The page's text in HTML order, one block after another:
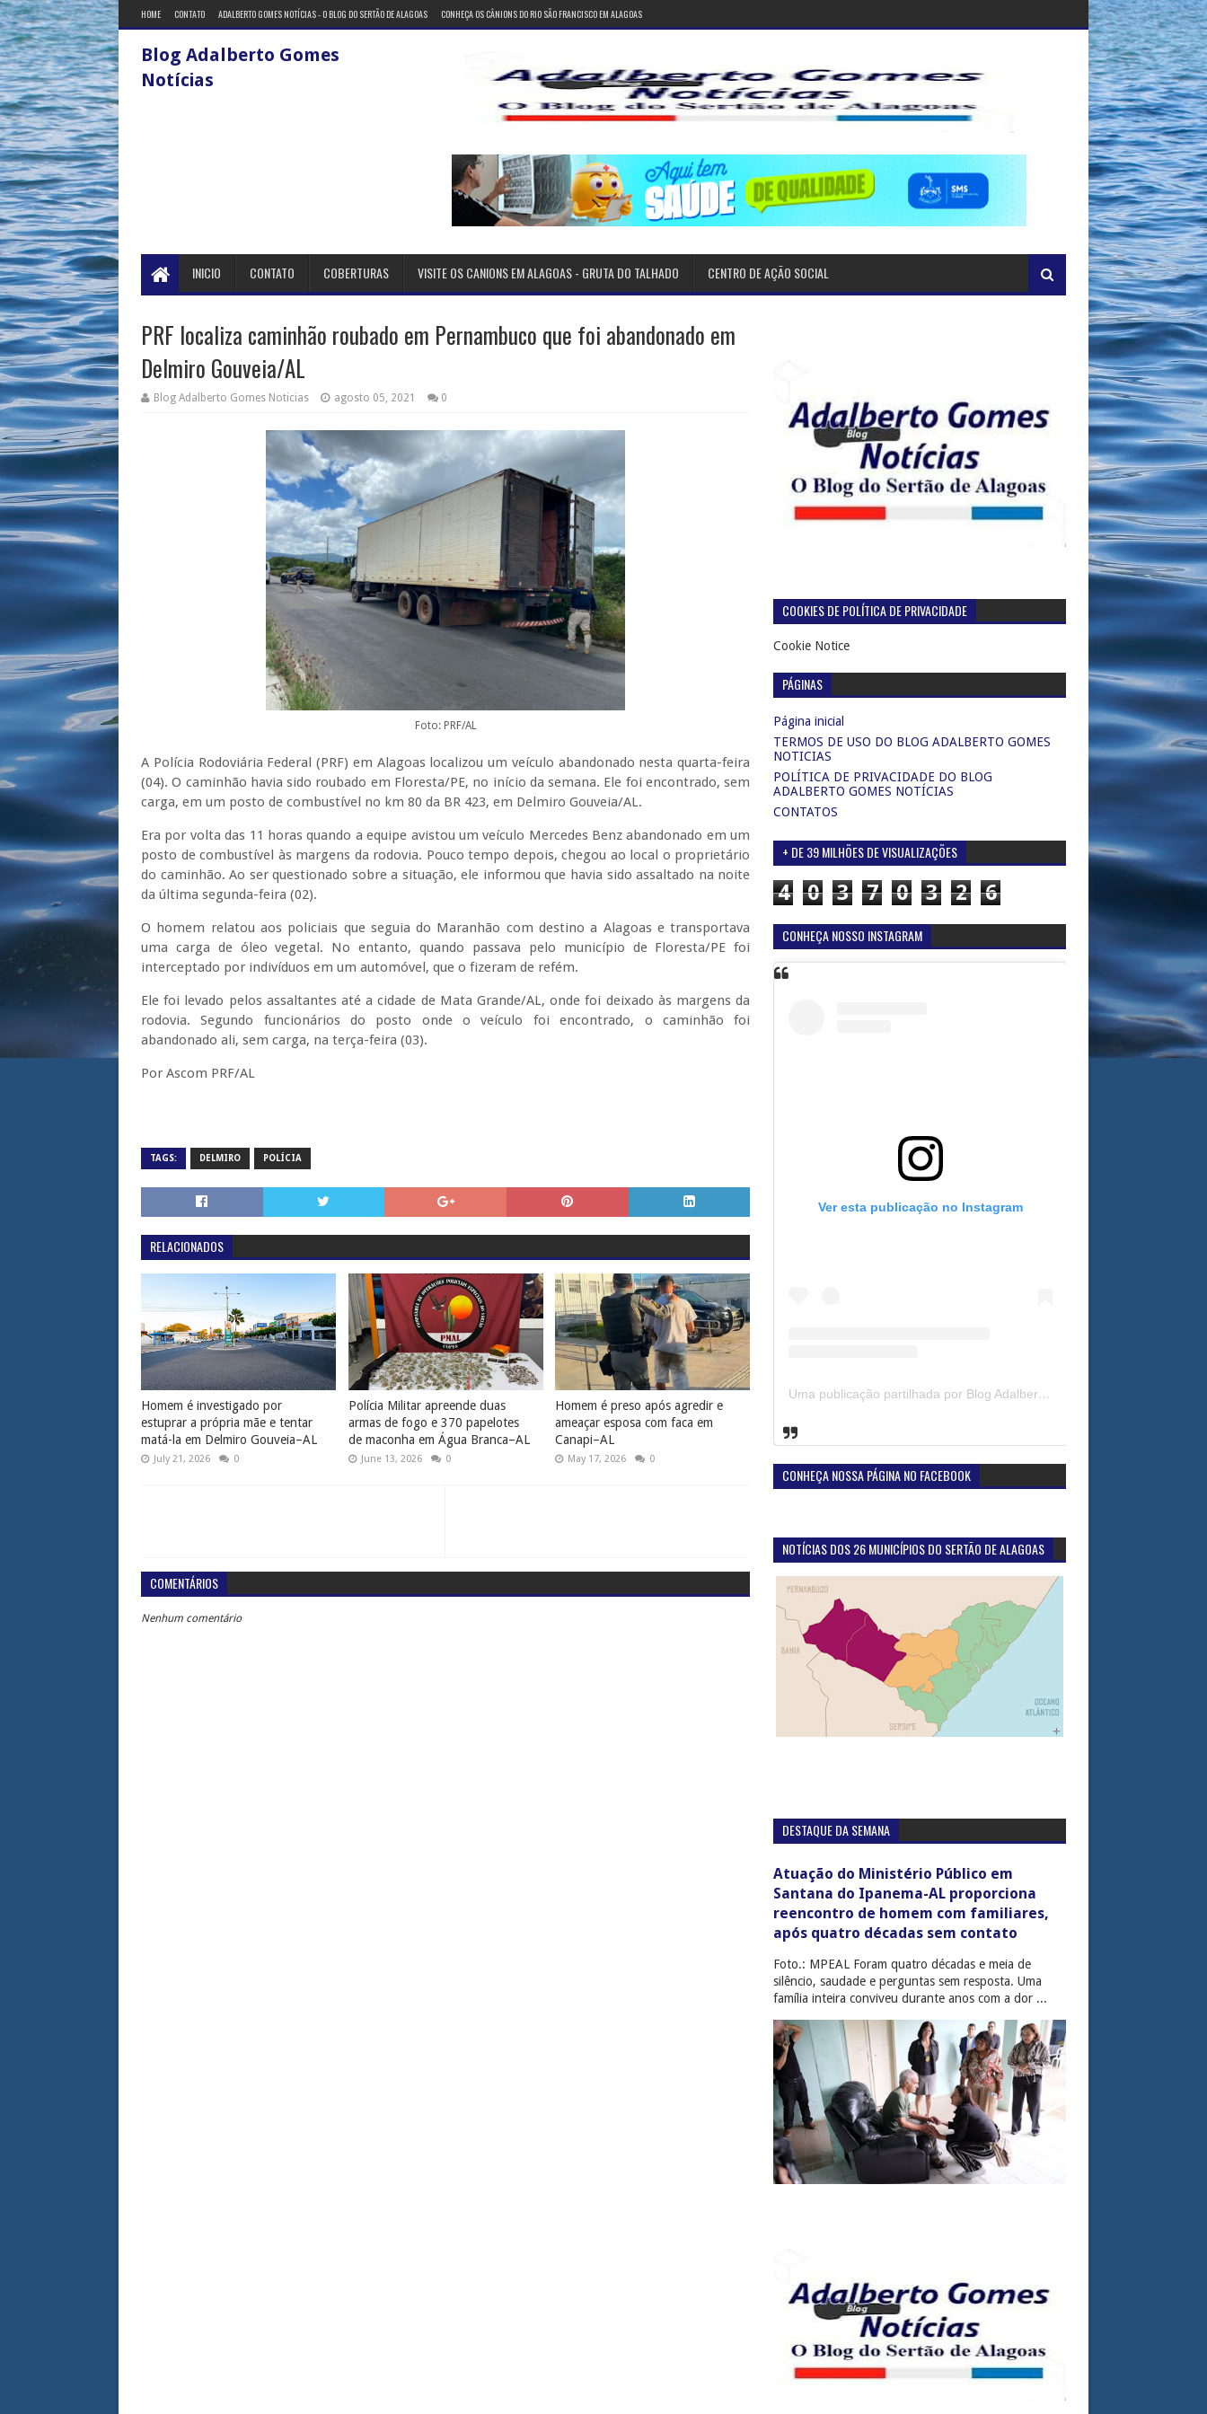
HOME CONTATO ADALBERTO GOMES NOTÍCIAS - O BLOG DO SERTÃO DE ALAGOAS CONHEÇA OS CÂNIONS DO RIO SÃO FRANCISCO EM ALAGOAS
Blog Adalberto Gomes
Notícias
INICIO CONTATO COBERTURAS VISITE OS CANIONS EM ALAGOAS - GRUTA DO TALHADO CENTRO DE AÇÃO SOCIAL
PRF localiza caminhão roubado em Pernambuco que foi abandonado em
Delmiro Gouveia/AL
Blog Adalberto Gomes Noticias agosto 05, 2021 0
Foto: PRF/AL
A Polícia Rodoviária Federal (PRF) em Alagoas localizou um veículo abandonado nesta quarta-feira
(04). O caminhão havia sido roubado em Floresta/PE, no início da semana. Ele foi encontrado, sem
carga, em um posto de combustível no km 80 da BR 423, em Delmiro Gouveia/AL.
Era por volta das 11 horas quando a equipe avistou um veículo Mercedes Benz abandonado em um
posto de combustível às margens da rodovia. Pouco tempo depois, chegou ao local o proprietário
do caminhão. Ao ser questionado sobre a situação, ele informou que havia sido assaltado na noite
da última segunda-feira (02).
O homem relatou aos policiais que seguia do Maranhão com destino a Alagoas e transportava
uma carga de óleo vegetal. No entanto, quando passava pelo município de Floresta/PE foi
interceptado por indivíduos em um automóvel, que o fizeram de refém.
Ele foi levado pelos assaltantes até a cidade de Mata Grande/AL, onde foi deixado às margens da
rodovia. Segundo funcionários do posto onde o veículo foi encontrado, o caminhão foi
abandonado ali, sem carga, na terça-feira (03).
Por Ascom PRF/AL
TAGS: DELMIRO POLÍCIA
RELACIONADOS
Homem é investigado por
estuprar a própria mãe e tentar
matá-la em Delmiro Gouveia–AL
July 21, 2026 0
Polícia Militar apreende duas
armas de fogo e 370 papelotes
de maconha em Água Branca–AL
June 13, 2026 0
Homem é preso após agredir e
ameaçar esposa com faca em
Canapi–AL
May 17, 2026 0
COMENTÁRIOS
Nenhum comentário
COOKIES DE POLÍTICA DE PRIVACIDADE
Cookie Notice
PÁGINAS
Página inicial
TERMOS DE USO DO BLOG ADALBERTO GOMES
NOTICIAS
POLÍTICA DE PRIVACIDADE DO BLOG
ADALBERTO GOMES NOTÍCIAS
CONTATOS
+ DE 39 MILHÕES DE VISUALIZAÇÕES
4 0 3 7 0 3 2 6
CONHEÇA NOSSO INSTAGRAM
Ver esta publicação no Instagram
Uma publicação partilhada por Blog Adalberto Gomes Noticias (@blogadalbertogomesnoticiass)
CONHEÇA NOSSA PÁGINA NO FACEBOOK
NOTÍCIAS DOS 26 MUNICÍPIOS DO SERTÃO DE ALAGOAS
DESTAQUE DA SEMANA
Atuação do Ministério Público em
Santana do Ipanema-AL proporciona
reencontro de homem com familiares,
após quatro décadas sem contato
Foto.: MPEAL Foram quatro décadas e meia de
silêncio, saudade e perguntas sem resposta. Uma
família inteira conviveu durante anos com a dor ...